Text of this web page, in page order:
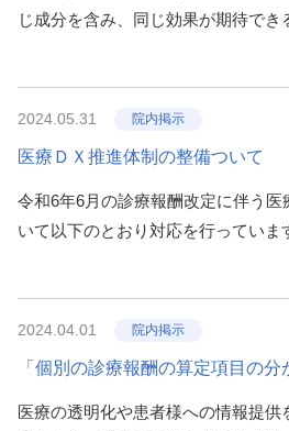
じ成分を含み、同じ効果が期待でき
適切な対応を行います。ご理解賜り
医療ＤＸ推進体制の整備ついて
2024.05.31 院内掲示
令和6年6月の診療報酬改定に伴う
いて以下のとおり対応を行っていま
しております。 医師が、電
「個別の診療報酬の算定項目の
2024.04.01 院内掲示
医療の透明化や患者様への情報提供